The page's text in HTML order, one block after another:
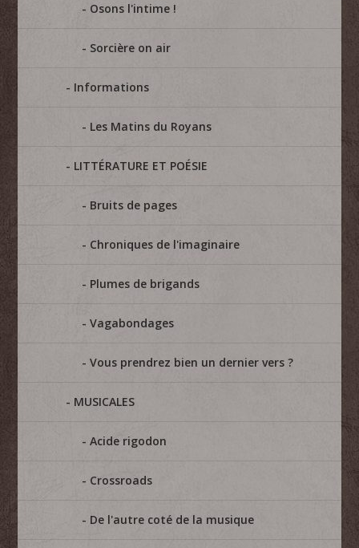
Osons l'intime !
Sorcière on air
Informations
Les Matins du Royans
LITTÉRATURE ET POÉSIE
Bruits de pages
Chroniques de l'imaginaire
Plumes de brigands
Vagabondages
Vous prendrez bien un dernier vers ?
MUSICALES
Acide rigodon
Crossroads
De l'autre coté de la musique